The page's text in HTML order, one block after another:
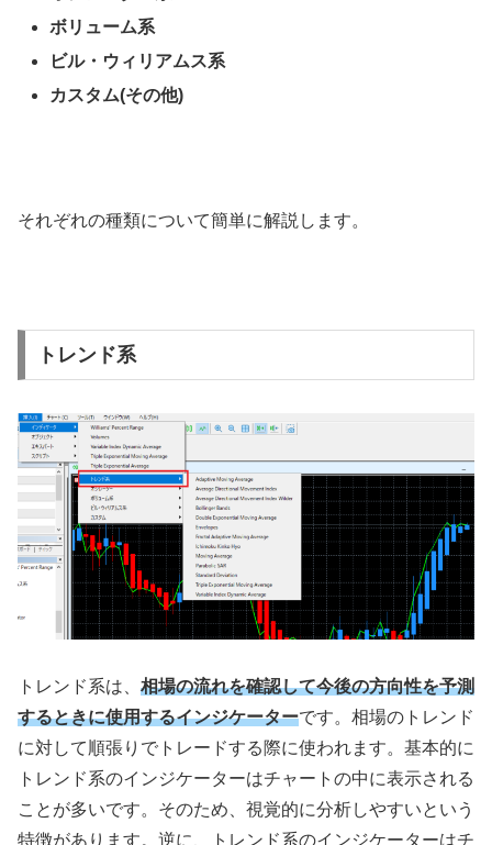
ボリューム系
ビル・ウィリアムス系
カスタム(その他)
それぞれの種類について簡単に解説します。
トレンド系
トレンド系は、 相場の流れを確認して今後の方向性を予測
するときに使用するインジケーターです。相場のトレンド
に対して順張りでトレードする際に使われます。基本的に
トレンド系のインジケーターはチャートの中に表示される
ことが多いです。そのため、視覚的に分析しやすいという
特徴があります。逆に、トレンド系のインジケーターはチ